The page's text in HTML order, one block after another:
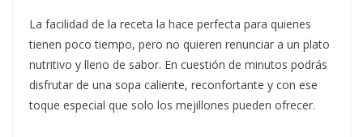
La facilidad de la receta la hace perfecta para quienes
tienen poco tiempo, pero no quieren renunciar a un plato
nutritivo y lleno de sabor. En cuestión de minutos podrás
disfrutar de una sopa caliente, reconfortante y con ese
toque especial que solo los mejillones pueden ofrecer.